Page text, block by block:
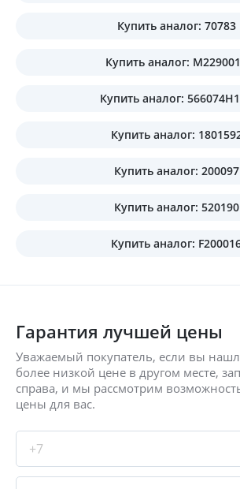
Купить аналог: 70783
Купить аналог:
Купить аналог:
Купить аналог:
Купить аналог: 200097
Купить аналог: 520190
Купить аналог:
Гарантия лучшей цены
Уважаемый покупатель, если вы
более низкой цене в другом месте,
справа, и мы рассмотрим
цены для вас.